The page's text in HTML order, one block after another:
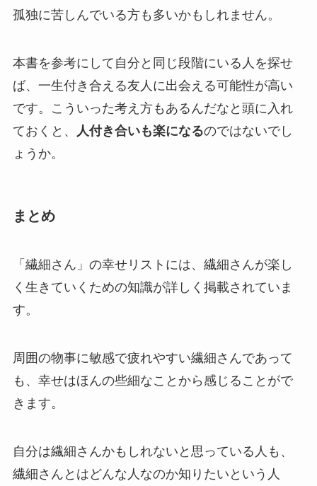
孤独に苦しんでいる方も多いかもしれません。
本書を参考にして自分と同じ段階にいる人を探せ
ば、一生付き合える友人に出会える可能性が高い
です。こういった考え方もあるんだなと頭に入れ
ておくと、
人付き合いも楽になるのではないでし
ょうか。
まとめ
「繊細さん」の幸せリストには、繊細さんが楽し
く生きていくための知識が詳しく掲載されていま
す。
周囲の物事に敏感で疲れやすい繊細さんであって
も、幸せはほんの些細なことから感じることがで
きます。
自分は繊細さんかもしれないと思っている人も、
繊細さんとはどんな人なのか知りたいという人